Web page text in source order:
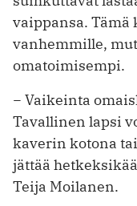
vaippansa.
vanhemmille,
omatoimisempi.
− Vaikeinta
Tavallinen lapsi
kaverin kotona
jättää
Teija Moilanen.